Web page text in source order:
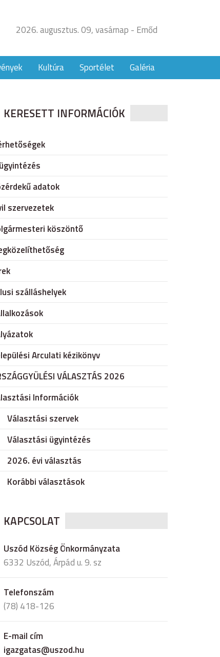
2026. augusztus. 09, vasárnap - Emőd
Kultúra Sportélet Galéria
KERESETT INFORMÁCIÓK
adatok
szervezetek
köszöntő
szálláshelyek
Arculati kézikönyv
VÁLASZTÁS 2026
Információk
Választási szervek
Választási ügyintézés
2026. évi választás
Korábbi választások
KAPCSOLAT
Uszód Község Önkormányzata
6332 Uszód, Árpád u. 9. sz
Telefonszám
(78) 418-126
E-mail cím
igazgatas@uszod.hu